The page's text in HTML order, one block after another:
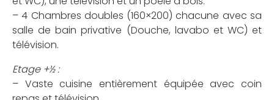
– 4 Chambres doubles (160×200) chacune avec sa
salle de bain privative (Douche, lavabo et WC) et
télévision.
Etage +½ :
– Vaste cuisine entièrement équipée avec coin